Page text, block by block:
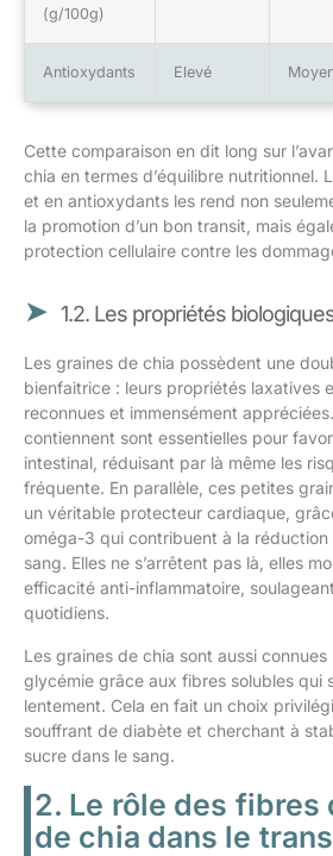
(g/100g)
Antioxydants Elevé
Cette comparaison en dit long sur
chia en termes d’équilibre nutritionnel.
et en antioxydants les rend non
la promotion d’un bon transit, mais
protection cellulaire contre les
1.2. Les propriétés
Les graines de chia possèdent une
bienfaitrice : leurs propriétés laxatives
reconnues et immensément
contiennent sont essentielles pour
intestinal, réduisant par là même les
fréquente. En parallèle, ces petites
un véritable protecteur cardiaque,
oméga-3 qui contribuent à la
sang. Elles ne s’arrêtent pas là, elles
efficacité anti-inflammatoire,
quotidiens.
Les graines de chia sont aussi
glycémie grâce aux fibres solubles qui
lentement. Cela en fait un choix
souffrant de diabète et cherchant à
sucre dans le sang.
2. Le rôle des fibres
de chia dans le